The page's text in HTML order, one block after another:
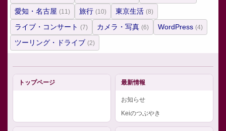
愛知・名古屋 (11) 旅行 (10) 東京生活 (8)
ライブ・コンサート (7) カメラ・写真 (6) WordPress (4)
ツーリング・ドライブ (2)
トップページ 最新情報
お知らせ
Keiのつぶやき